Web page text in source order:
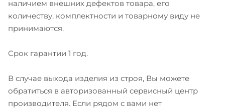
наличием внешних дефектов товара, его
количеству, комплектности и товарному виду не
принимаются.
Срок гарантии 1 год.
В случае выхода изделия из строя, Вы можете
обратиться в авторизованный сервисный центр
производителя. Если рядом с вами нет